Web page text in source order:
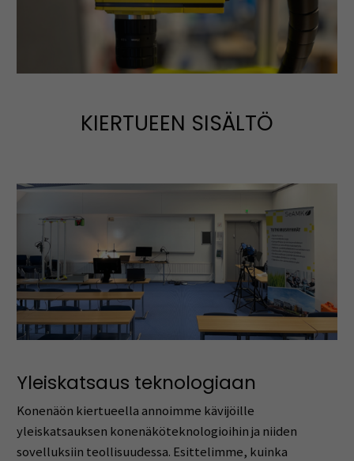
KIERTUEEN SISÄLTÖ
Yleiskatsaus teknologiaan
Konenäön kiertueella annoimme kävijöille
yleiskatsauksen konenäköteknologioihin ja niiden
sovelluksiin teollisuudessa. Esittelimme, kuinka